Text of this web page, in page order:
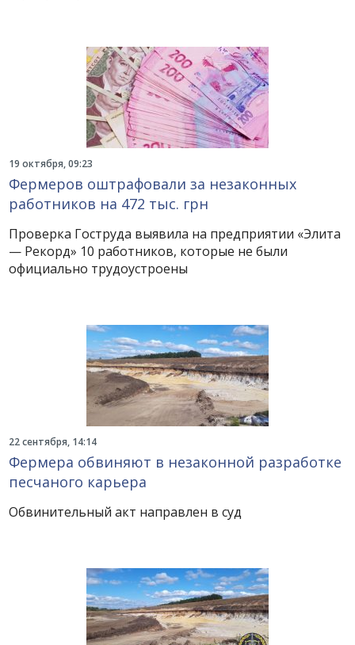
19 октября, 09:23
Фермеров оштрафовали за незаконных
работников на 472 тыс. грн
Проверка Гоструда выявила на предприятии «Элита
— Рекорд» 10 работников, которые не были
официально трудоустроены
22 сентября, 14:14
Фермера обвиняют в незаконной разработке
песчаного карьера
Обвинительный акт направлен в суд